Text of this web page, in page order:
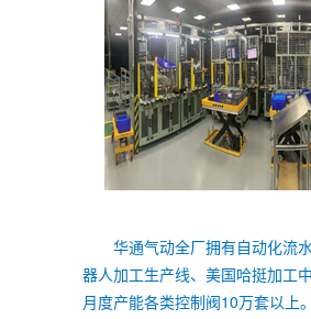
华通气动全厂拥有自动化流
器人加工生产线、美国哈挺加工
月度产能各类控制阀10万套以上。